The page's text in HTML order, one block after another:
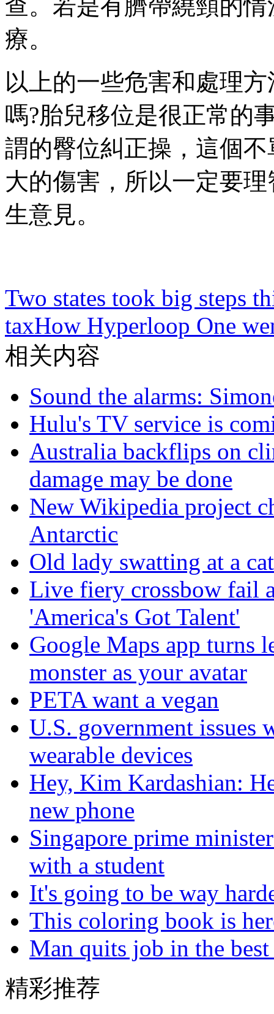
查。若是有臍帶繞頸的
療。
以上的一些危害和處理方
嗎?胎兒移位是很正常的事
謂的臀位糾正操 ，這個
大的傷害 ，所以一定要
生意見。
Two states took big steps
taxHow Hyperloop One
相关内容
Sound the alarms:
Hulu's TV service is
Australia backflips on
damage may be done
New Wikipedia project
Antarctic
Old lady swatting at a
Live fiery crossbow fail
'America's Got Talent'
Google Maps app turns
monster as your avatar
PETA want a vegan
U.S. government issues
wearable devices
Hey, Kim Kardashian:
new phone
Singapore prime
with a student
It's going to be way
This coloring book is
Man quits job in the
精彩推荐